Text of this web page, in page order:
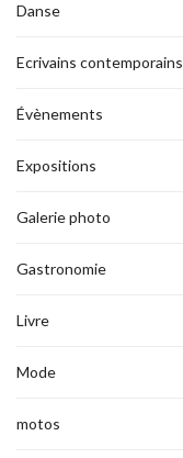
Danse
Ecrivains contemporains
Évènements
Expositions
Galerie photo
Gastronomie
Livre
Mode
motos